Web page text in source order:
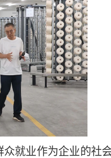
就业作为企业的社